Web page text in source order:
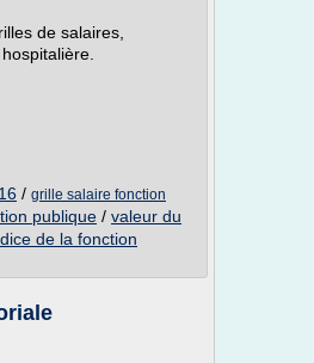
de salaires,
/ grille salaire fonction
publique / valeur du
de la fonction